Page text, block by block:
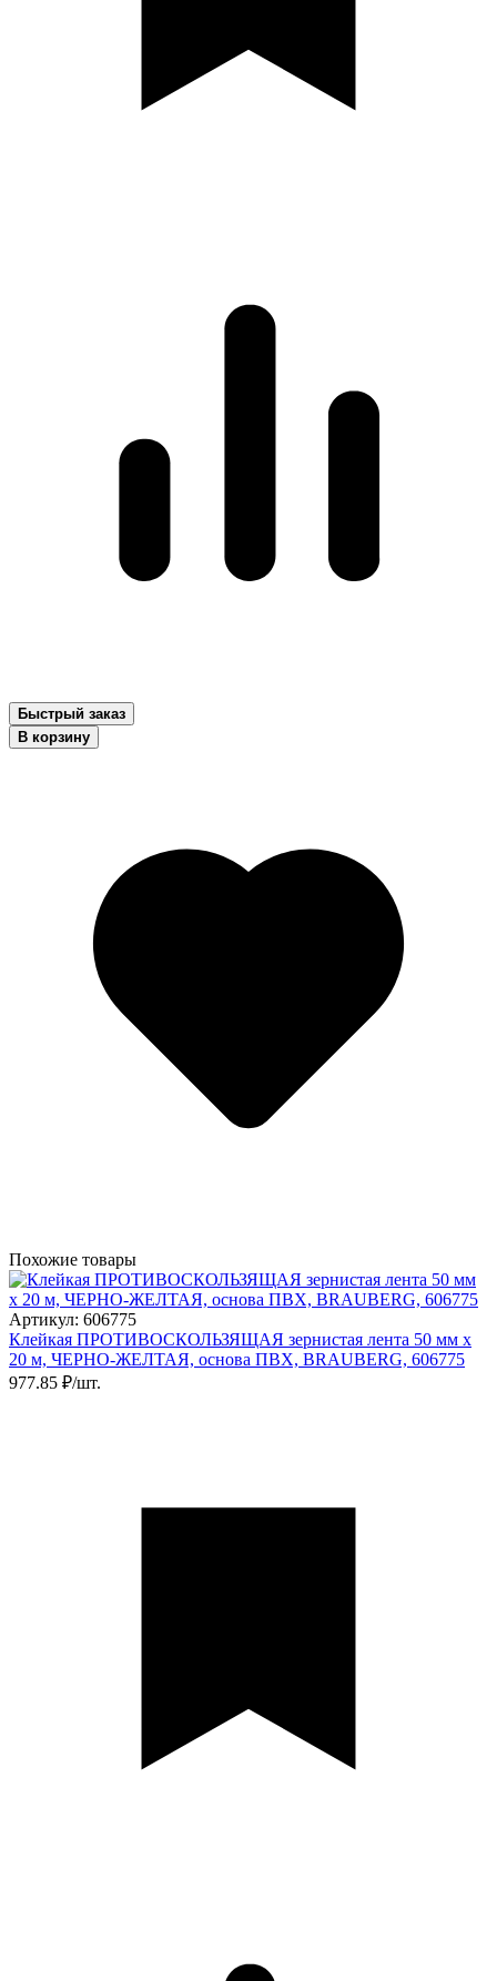
Быстрый заказ
В корзину
Похожие товары
Артикул: 606775
Клейкая ПРОТИВОСКОЛЬЗЯЩАЯ зернистая лента 50 мм х
20 м, ЧЕРНО-ЖЕЛТАЯ, основа ПВХ, BRAUBERG, 606775
977.85 ₽/шт.